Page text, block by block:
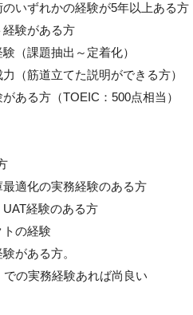
いずれかの経験が5年以上ある方
経験がある方
（課題抽出～定着化）
（筋道立てた説明ができる方）
ある方（TOEIC：500点相当）
適化の実務経験のある方
UAT経験のある方
トの経験
がある方。
での実務経験あれば尚良い